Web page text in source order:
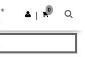
Descargar app
0